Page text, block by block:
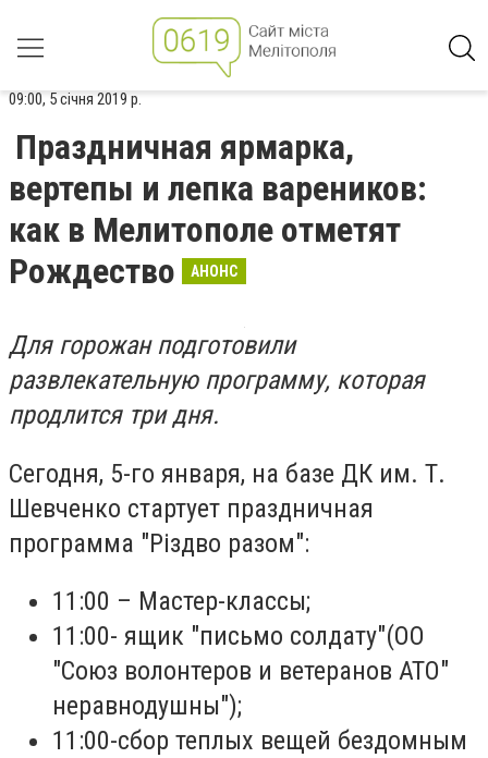
09:00, 5 січня 2019 р.
Праздничная ярмарка,
вертепы и лепка вареников:
как в Мелитополе отметят
Рождество
АНОНС
Для горожан подготовили
развлекательную программу, которая
продлится три дня.
Сегодня, 5-го января, на базе ДК им. Т.
Шевченко стартует праздничная
программа "Різдво разом":
11:00 – Мастер-классы;
11:00- ящик "письмо солдату"(ОО
"Союз волонтеров и ветеранов АТО"
неравнодушны");
11:00-сбор теплых вещей бездомным